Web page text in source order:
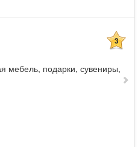
3
мебель, подарки, сувениры,